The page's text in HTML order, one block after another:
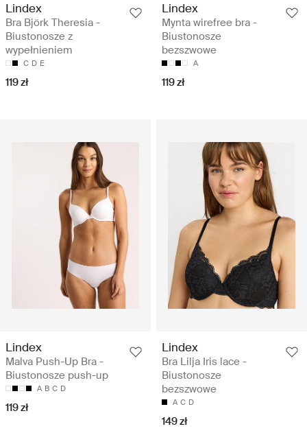
Lindex
Bra Björk Theresia -
Biustonosze z
wypełnieniem
C D E
119 zł
Lindex
Mynta wirefree bra -
Biustonosze
bezszwowe
A
119 zł
Lindex
Malva Push-Up Bra -
Biustonosze push-up
A B C D
119 zł
Lindex
Bra Lilja Iris lace -
Biustonosze
bezszwowe
A C D
149 zł